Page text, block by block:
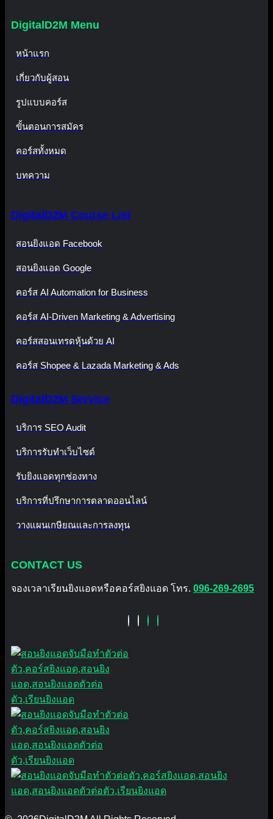
DigitalD2M Menu
หน้าแรก
เกี่ยวกับผู้สอน
รูปแบบคอร์ส
ขั้นตอนการสมัคร
คอร์สทั้งหมด
บทความ
DigitalD2M Course List
สอนยิงแอด Facebook
สอนยิงแอด Google
คอร์ส AI Automation for Business
คอร์ส AI-Driven Marketing & Advertising
คอร์สสอนเทรดหุ้นด้วย AI
คอร์ส Shopee & Lazada Marketing & Ads
DigitalD2M Service
บริการ SEO Audit
บริการรับทำเว็บไซต์
รับยิงแอดทุกช่องทาง
บริการที่ปรึกษาการตลาดออนไลน์
วางแผนเกษียณและการลงทุน
CONTACT US
จองเวลาเรียนยิงแอดหรือคอร์สยิงแอด โทร. 096-269-2695